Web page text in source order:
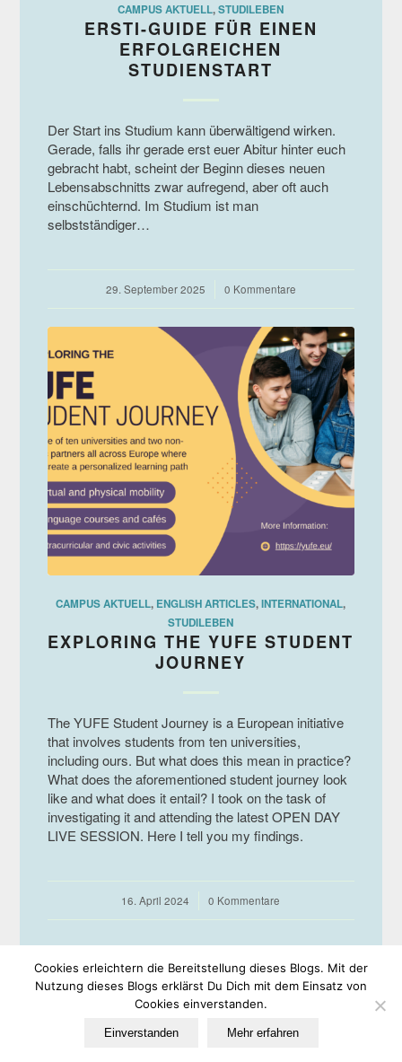
CAMPUS AKTUELL,STUDILEBEN
ERSTI-GUIDE FÜR EINEN
ERFOLGREICHEN
STUDIENSTART
Der Start ins Studium kann überwältigend wirken.
Gerade, falls ihr gerade erst euer Abitur hinter euch
gebracht habt, scheint der Beginn dieses neuen
Lebensabschnitts zwar aufregend, aber oft auch
einschüchternd. Im Studium ist man
selbstständiger…
29. September 2025
/ 0 Kommentare
CAMPUS AKTUELL, ENGLISH ARTICLES,INTERNATIONAL,
STUDILEBEN
EXPLORING THE YUFE STUDENT
JOURNEY
The YUFE Student Journey is a European initiative
that involves students from ten universities,
including ours. But what does this mean in practice?
What does the aforementioned student journey look
like and what does it entail? I took on the task of
investigating it and attending the latest OPEN DAY
LIVE SESSION. Here I tell you my findings.
16. April 2024
/ 0 Kommentare
Cookies erleichtern die Bereitstellung dieses Blogs. Mit der
Nutzung dieses Blogs erklärst Du Dich mit dem Einsatz von
Cookies einverstanden.
Einverstanden Mehr erfahren